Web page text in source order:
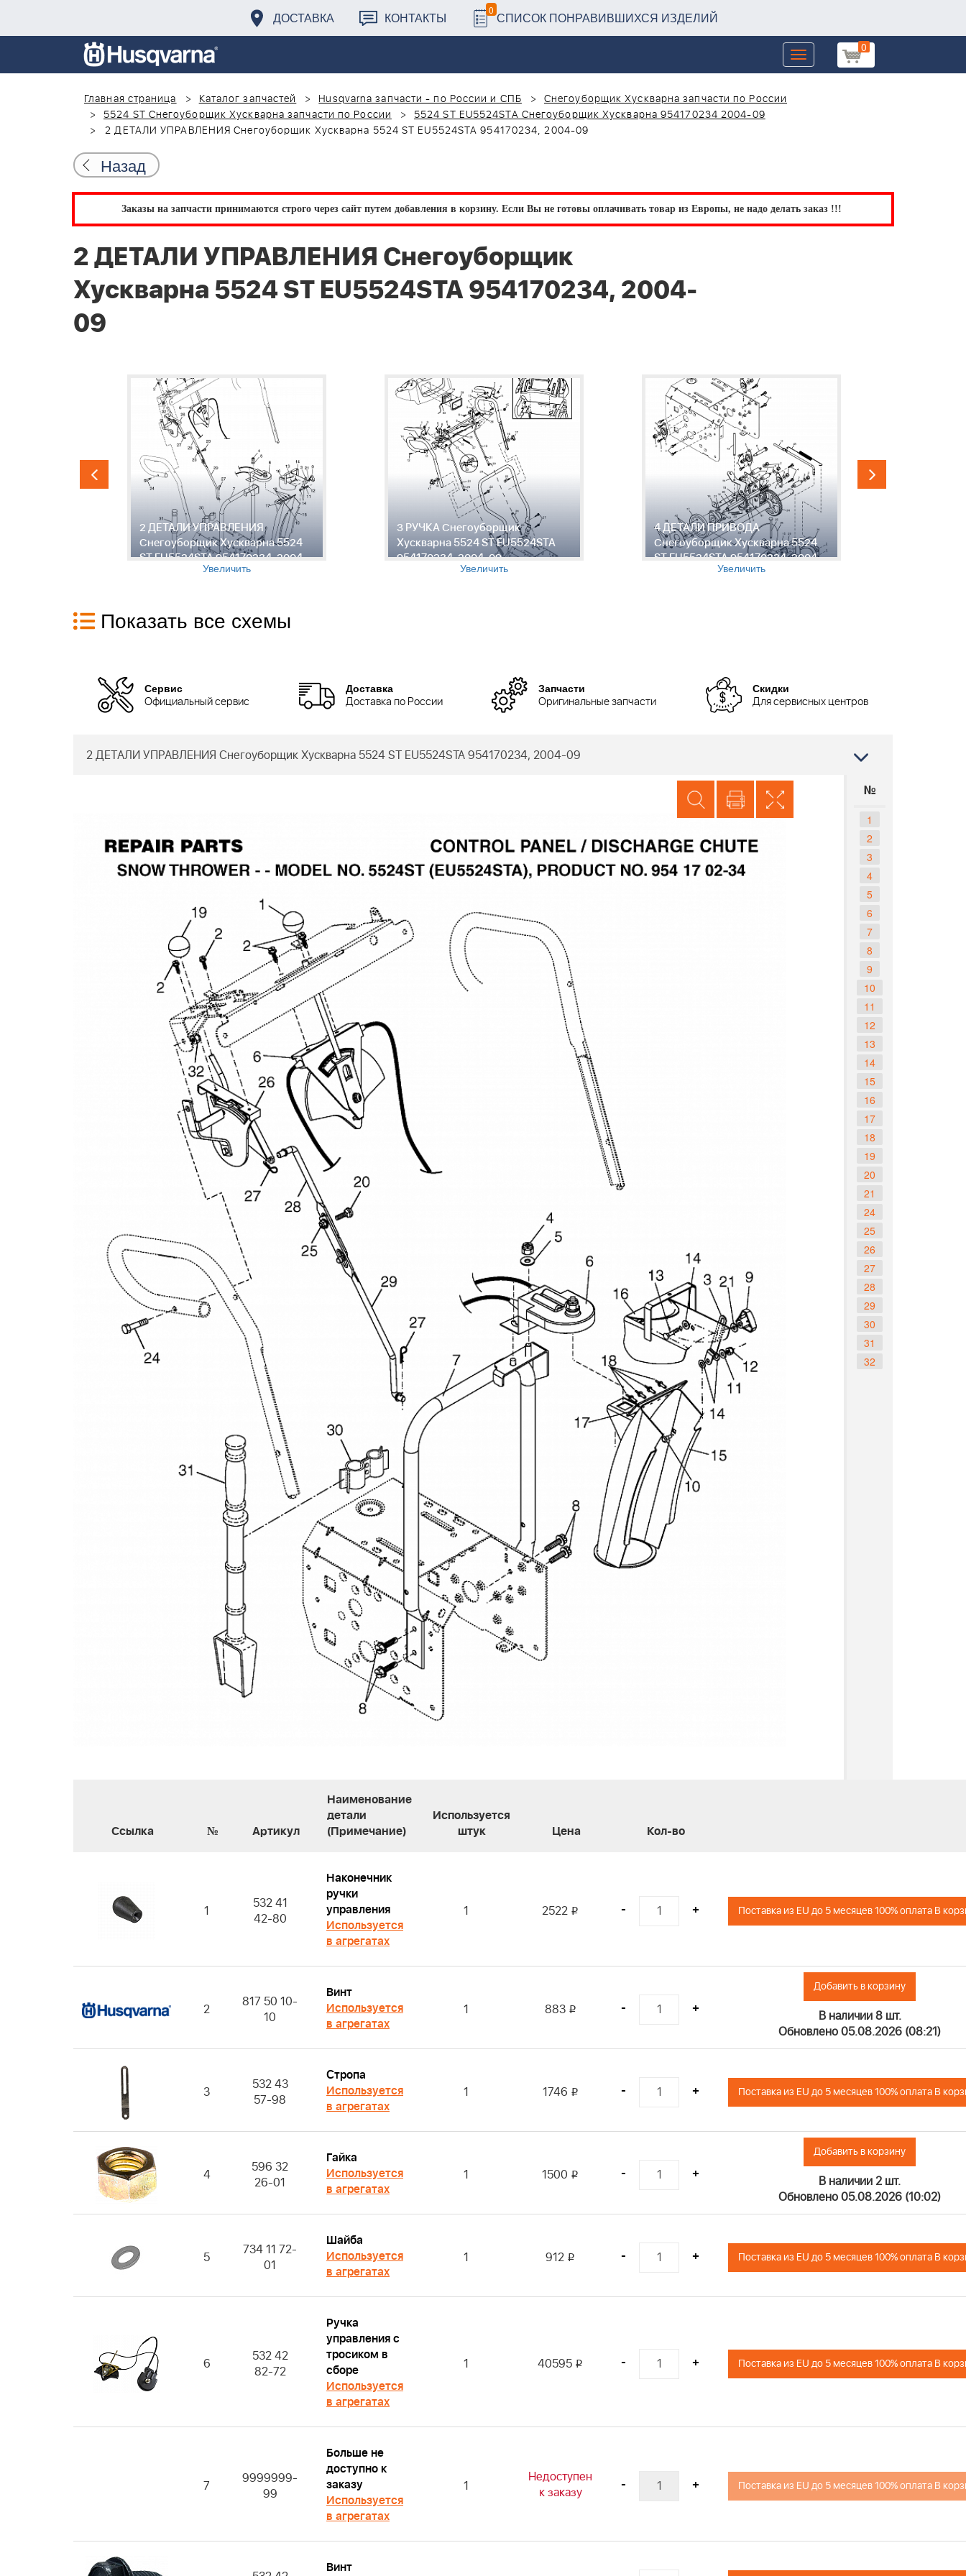
ДОСТАВКА КОНТАКТЫ 0 СПИСОК ПОНРАВИВШИХСЯ ИЗДЕЛИЙ
0
Toggle
navigation
Главная страница
Каталог запчастей Husqvarna запчасти - по России и СПБ
Снегоуборщик Хускварна запчасти по России
5524 ST Снегоуборщик Хускварна запчасти по России
5524 ST EU5524STA Снегоуборщик Хускварна 954170234 2004-09
2 ДЕТАЛИ УПРАВЛЕНИЯ Снегоуборщик Хускварна 5524 ST EU5524STA 954170234, 2004-09
Назад
Заказы на запчасти принимаются строго через сайт путем добавления в корзину. Если Вы не готовы оплачивать товар из Европы, не надо делать заказ !!!
2 ДЕТАЛИ УПРАВЛЕНИЯ Снегоуборщик
Хускварна 5524 ST EU5524STA 954170234, 2004-
09
2 ДЕТАЛИ УПРАВЛЕНИЯ
Снегоуборщик Хускварна 5524
ST EU5524STA 954170234, 2004-
Увеличить
3 РУЧКА Снегоуборщик
Хускварна 5524 ST EU5524STA
954170234, 2004-09
Увеличить
4 ДЕТАЛИ ПРИВОДА
Снегоуборщик Хускварна 5524
ST EU5524STA 954170234, 2004-
Увеличить
Показать все схемы
Сервис
Официальный сервис
Доставка
Доставка по России
Запчасти
Оригинальные запчасти
Скидки
Для сервисных центров
2 ДЕТАЛИ УПРАВЛЕНИЯ Снегоуборщик Хускварна 5524 ST EU5524STA 954170234, 2004-09
№
1
2
3
4
5
6
7
8
9
10
11
12
13
14
15
16
17
18
19
20
21
24
25
26
27
28
29
30
31
32
Ссылка № Артикул
Наименование
детали
(Примечание)
Используется
штук
Цена Кол-во
1
532 41
42-80
Наконечник
ручки
управления
Используется
в агрегатах
1 2522 i - + Поставка из EU до 5 месяцев 100% оплата В
2
817 50 10-
10
Винт
Используется
в агрегатах
1 883 i - +
Добавить в корзину
В наличии 8 шт.
Обновлено 05.08.2026 (08:21)
3
532 43
57-98
Стропа
Используется
в агрегатах
1 1746 i - + Поставка из EU до 5 месяцев 100% оплата В
4
596 32
26-01
Гайка
Используется
в агрегатах
1 1500 i - +
Добавить в корзину
В наличии 2 шт.
Обновлено 05.08.2026 (10:02)
5
734 11 72-
01
Шайба
Используется
в агрегатах
1 912 i - + Поставка из EU до 5 месяцев 100% оплата В
6
532 42
82-72
Ручка
управления с
тросиком в
сборе
Используется
в агрегатах
1 40595 i - + Поставка из EU до 5 месяцев 100% оплата В
7
9999999-
99
Больше не
доступно к
заказу
Используется
в агрегатах
1
Недоступен
к заказу
- + Поставка из EU до 5 месяцев 100% оплата В
Винт